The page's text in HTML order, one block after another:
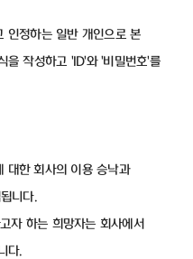
인정하는 일반 개인으로 본
을 작성하고 'ID'와 '비밀번호'를
대한 회사의 이용 승낙과
니다.
자 하는 희망자는 회사에서
다.